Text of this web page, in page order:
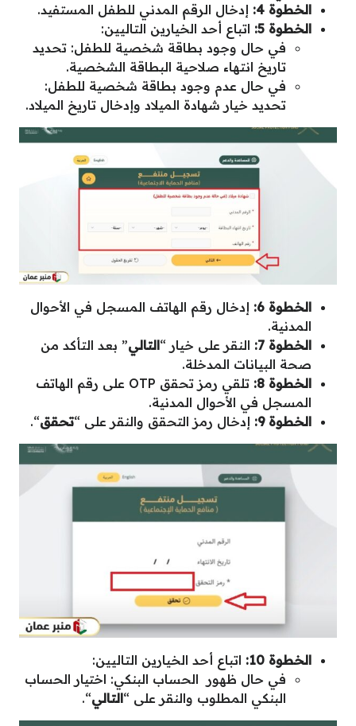
الخطوة 4:
إدخال الرقم المدني للطفل المستفيد.
الخطوة 5:
اتباع أحد الخيارين التاليين:
في حال وجود بطاقة شخصية للطفل: تحديد
تاريخ انتهاء صلاحية البطاقة الشخصية.
في حال عدم وجود بطاقة شخصية للطفل:
تحديد خيار شهادة الميلاد وإدخال تاريخ الميلاد.
الخطوة 6:
إدخال رقم الهاتف المسجل في الأحوال
المدنية.
الخطوة 7:
النقر على خيار “التالي” بعد التأكد من
صحة البيانات المدخلة.
الخطوة 8:
تلقي رمز تحقق OTP على رقم الهاتف
المسجل في الأحوال المدنية.
الخطوة 9:
إدخال رمز التحقق والنقر على “تحقق“.
الخطوة 10:
اتباع أحد الخيارين التاليين:
في حال ظهور الحساب البنكي: اختيار الحساب
البنكي المطلوب والنقر على “التالي“.